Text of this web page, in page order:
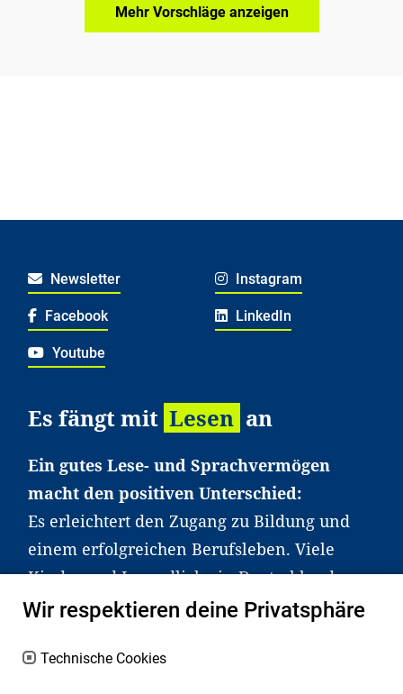
Mehr Vorschläge anzeigen
Newsletter Instagram
Facebook LinkedIn
Youtube
Es fängt mit Lesen an
Ein gutes Lese- und Sprachvermögen
macht den positiven Unterschied:
Es erleichtert den Zugang zu Bildung und
einem erfolgreichen Berufsleben. Viele
Kinder und Jugendliche in Deutschland
haben aber große Schwierigkeiten dabei.
an Familien sowie an Erzieher*innen,
Wir respektieren deine Privatsphäre
Technische Cookies